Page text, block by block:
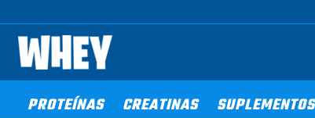
contenido
PROTEÍNAS CREATINAS SUPLEMENTOS